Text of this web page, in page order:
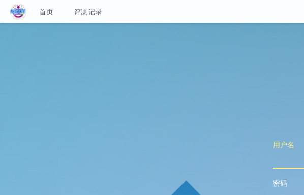
首页 评测记录
用户名
密码